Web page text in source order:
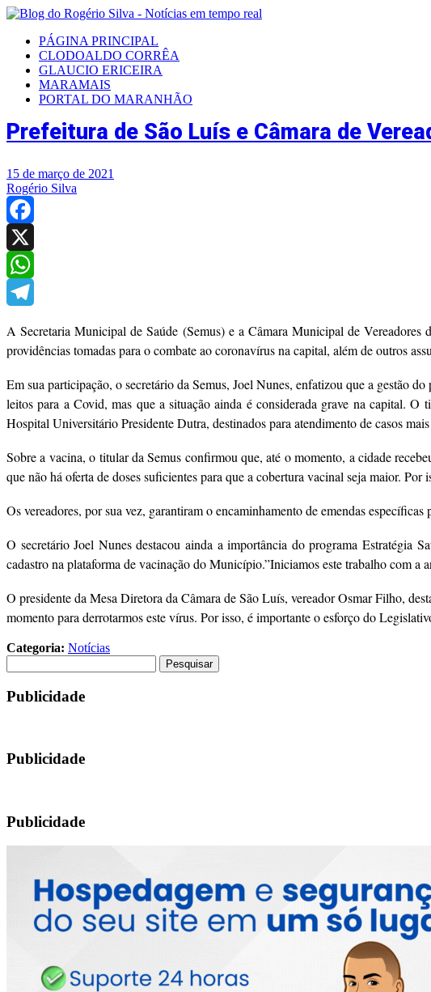
PÁGINA PRINCIPAL
CLODOALDO CORRÊA
GLAUCIO ERICEIRA
MARAMAIS
PORTAL DO MARANHÃO
Prefeitura de São Luís e Câmara de
15 de março de 2021
Rogério Silva
Facebook
X
WhatsApp
A Secretaria Municipal de Saúde (Semus) e a Câmara Municipal de
providências tomadas para o combate ao coronavírus na capital, além de outros
Em sua participação, o secretário da Semus, Joel Nunes, enfatizou que a gestão
leitos para a Covid, mas que a situação ainda é considerada grave na capital.
Hospital Universitário Presidente Dutra, destinados para atendimento de casos
Sobre a vacina, o titular da Semus confirmou que, até o momento, a cidade
que não há oferta de doses suficientes para que a cobertura vacinal seja maior.
Os vereadores, por sua vez, garantiram o encaminhamento de emendas
O secretário Joel Nunes destacou ainda a importância do programa Estratégia
cadastro na plataforma de vacinação do Município.”Iniciamos este trabalho com
O presidente da Mesa Diretora da Câmara de São Luís, vereador Osmar Filho,
momento para derrotarmos este vírus. Por isso, é importante o esforço do
Categoria: Notícias
por:
Publicidade
Publicidade
Publicidade